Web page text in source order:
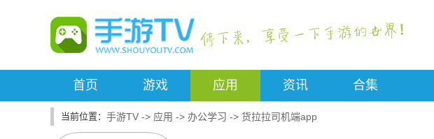
首页 游戏 应用 资讯 合集
手游TV -> 应用 -> 办公学习 -> 货拉拉司机端app